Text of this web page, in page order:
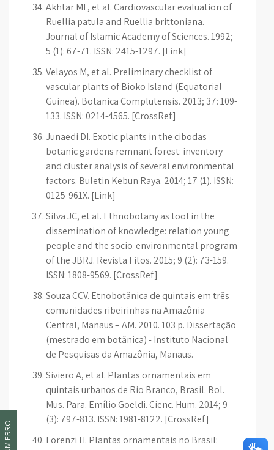
Akhtar MF, et al. Cardiovascular evaluation of
Ruellia patula and Ruellia brittoniana.
Journal of Islamic Academy of Sciences. 1992;
5 (1): 67-71. ISSN: 2415-1297. [Link]
Velayos M, et al. Preliminary checklist of
vascular plants of Bioko Island (Equatorial
Guinea). Botanica Complutensis. 2013; 37: 109-
133. ISSN: 0214-4565. [CrossRef]
Junaedi DI. Exotic plants in the cibodas
botanic gardens remnant forest: inventory
and cluster analysis of several environmental
factors. Buletin Kebun Raya. 2014; 17 (1). ISSN:
0125-961X. [Link]
Silva JC, et al. Ethnobotany as tool in the
dissemination of knowledge: relation young
people and the socio-environmental program
of the JBRJ. Revista Fitos. 2015; 9 (2): 73-159.
ISSN: 1808-9569. [CrossRef]
Souza CCV. Etnobotânica de quintais em três
comunidades ribeirinhas na Amazônia
Central, Manaus – AM. 2010. 103 p. Dissertação
(mestrado em botânica) - Instituto Nacional
de Pesquisas da Amazônia, Manaus.
Siviero A, et al. Plantas ornamentais em
quintais urbanos de Rio Branco, Brasil. Bol.
Mus. Para. Emílio Goeldi. Cienc. Hum. 2014; 9
(3): 797-813. ISSN: 1981-8122. [CrossRef]
Lorenzi H. Plantas ornamentais no Brasil: